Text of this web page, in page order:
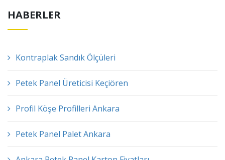
HABERLER
Kontraplak Sandık Ölçüleri
Petek Panel Üreticisi Keçiören
Profil Köşe Profilleri Ankara
Petek Panel Palet Ankara